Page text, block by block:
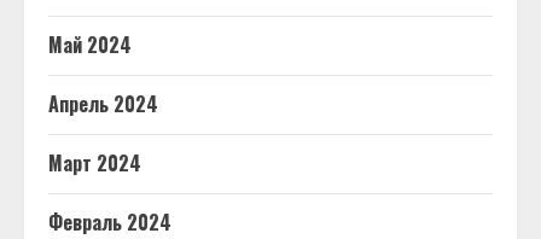
Май 2024
Апрель 2024
Март 2024
Февраль 2024